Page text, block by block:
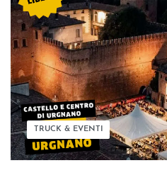
TRUCK & EVENTI